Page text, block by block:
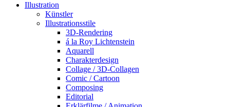
Illustration
Künstler
Illustrationsstile
3D-Rendering
á la Roy Lichtenstein
Aquarell
Charakterdesign
Collage / 3D-Collagen
Comic / Cartoon
Composing
Editorial